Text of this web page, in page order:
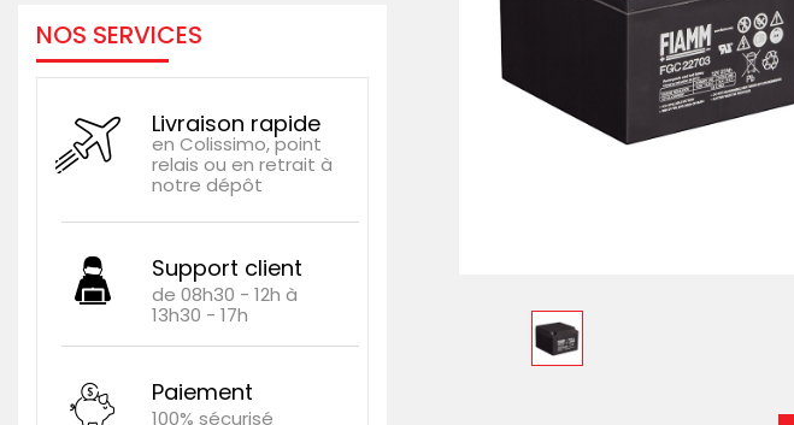
NOS SERVICES
Livraison rapide
en Colissimo, point
relais ou en retrait à
notre dépôt
Support client
de 08h30 - 12h à
13h30 - 17h
Paiement
100% sécurisé